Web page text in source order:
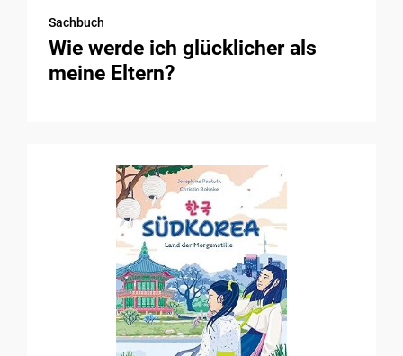
Sachbuch
Wie werde ich glücklicher als
meine Eltern?